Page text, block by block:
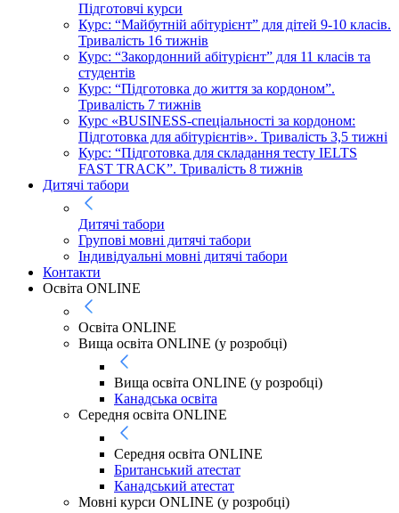
Підготовчі курси
Курс: “Майбутній абітурієнт” для дітей 9-10 класів.
Тривалість 16 тижнів
Курс: “Закордонний абітурієнт” для 11 класів та
студентів
Курс: “Підготовка до життя за кордоном”.
Тривалість 7 тижнів
Курс «BUSINESS-спеціальності за кордоном:
Підготовка для абітурієнтів». Тривалість 3,5 тижні
Курс: “Підготовка для складання тесту IELTS
FAST TRACK”. Тривалість 8 тижнів
Дитячі табори
Дитячі табори
Групові мовні дитячі табори
Індивідуальні мовні дитячі табори
Контакти
Освіта ONLINE
Освіта ONLINE
Вища освіта ONLINE (у розробці)
Вища освіта ONLINE (у розробці)
Канадська освіта
Середня освіта ONLINE
Середня освіта ONLINE
Британський атестат
Канадський атестат
Мовні курси ONLINE (у розробці)